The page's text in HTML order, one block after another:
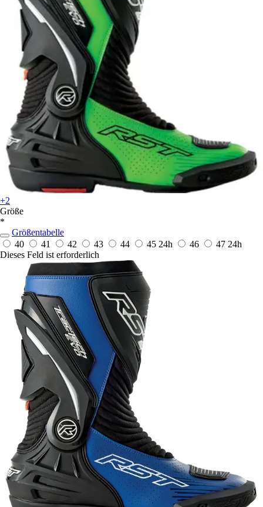
+2
Größe
*
Größentabelle
40
41 42 43 44 45 24h 46 47 24h
Dieses Feld ist erforderlich